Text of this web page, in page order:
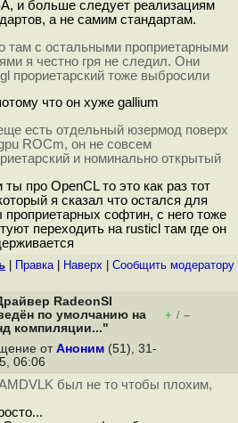
и больше следует реализациям
а не самим стандартам.
там с остальными проприетарными
я честно гря не следил. Они
прориетарский тоже выбросили
что он хуже gallium
есть отдельный юзермод поверх
ROCm, он не совсем
и номинально открытый
ты про OpenCL то это как раз тот
я сказал что остался для
проприетарных софтин, с него тоже
переходить на rusticl там где он
Правка| Наверх Cообщить модератору
RadeonSI
по умолчанию на
компиляции..."
+ / –
от Аноним (51), 31-
06:06
был не то чтобы плохим,